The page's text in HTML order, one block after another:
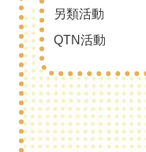
另類活動
QTN活動